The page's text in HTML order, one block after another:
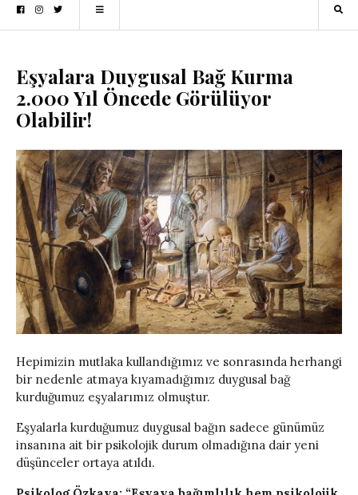
Eşyalara Duygusal Bağ Kurma
2.000 Yıl Öncede Görülüyor
Olabilir!
Hepimizin mutlaka kullandığımız ve sonrasında herhangi
bir nedenle atmaya kıyamadığımız duygusal bağ
kurduğumuz eşyalarımız olmuştur.
Eşyalarla kurduğumuz duygusal bağın sadece günümüz
insanına ait bir psikolojik durum olmadığına dair yeni
düşünceler ortaya atıldı.